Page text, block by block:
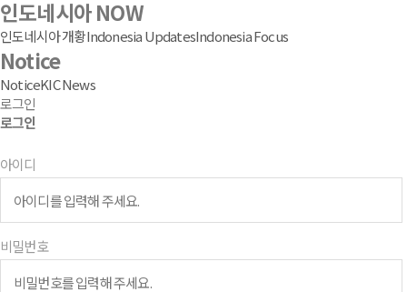
인도네시아 NOW
인도네시아 개황Indonesia UpdatesIndonesia Focus
Notice
NoticeKIC News
로그인
로그인
아이디
비밀번호